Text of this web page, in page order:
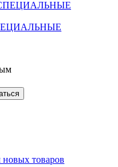
товаров